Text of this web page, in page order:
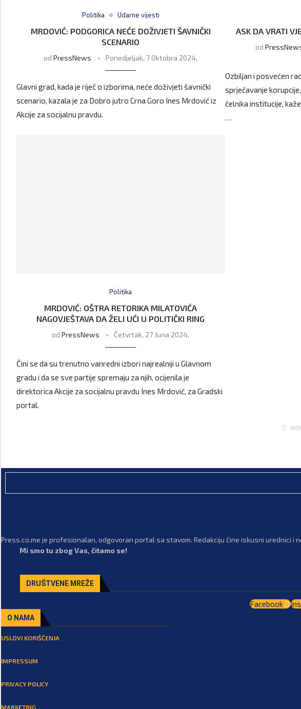
Politika Udarne vijesti
MRDOVIĆ: PODGORICA NEĆE DOŽIVJETI ŠAVNIČKI
SCENARIO
odPressNews Ponedjeljak, 7 Oktobra 2024,
Glavni grad, kada je riječ o izborima, neće doživjeti šavnički
scenario, kazala je za Dobro jutro Crna Goro Ines Mrdović iz
Akcije za socijalnu pravdu.
ASK DA VRATI
od
Ozbiljan i posvećen
sprječavanje
čelnika institucije,
…
Politika
MRDOVIĆ: OŠTRA RETORIKA MILATOVIĆA
NAGOVJEŠTAVA DA ŽELI UĆI U POLITIČKI RING
odPressNews Četvrtak, 27 Juna 2024,
Čini se da su trenutno vanredni izbori najrealniji u Glavnom
gradu i da se sve partije spremaju za njih, ocijenila je
direktorica Akcije za socijalnu pravdu Ines Mrdović, za Gradski
portal.
Press.co.me je profesionalan, odgovoran portal sa stavom. Redakciju čine iskusni urednici
Mi smo tu zbog Vas, čitamo se!
DRUŠTVENE MREŽE
Facebook
O NAMA
USLOVI KORIŠĆENJA
IMPRESSUM
PRIVACY POLICY
MARKETING